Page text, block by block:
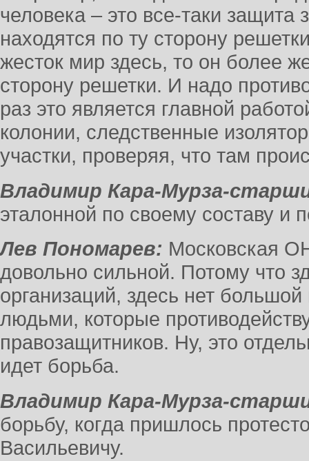
человека – это все-таки защита
находятся по ту сторону
жесток мир здесь, то он более
сторону решетки. И надо
раз это является главной
колонии, следственные
участки, проверяя, что там
Владимир Кара-Мурза-
эталонной по своему составу и
Лев Пономарев: Московская
довольно сильной. Потому что
организаций, здесь нет
людьми, которые
правозащитников. Ну, это
идет борьба.
Владимир Кара-Мурза-
борьбу, когда пришлось
Васильевичу.